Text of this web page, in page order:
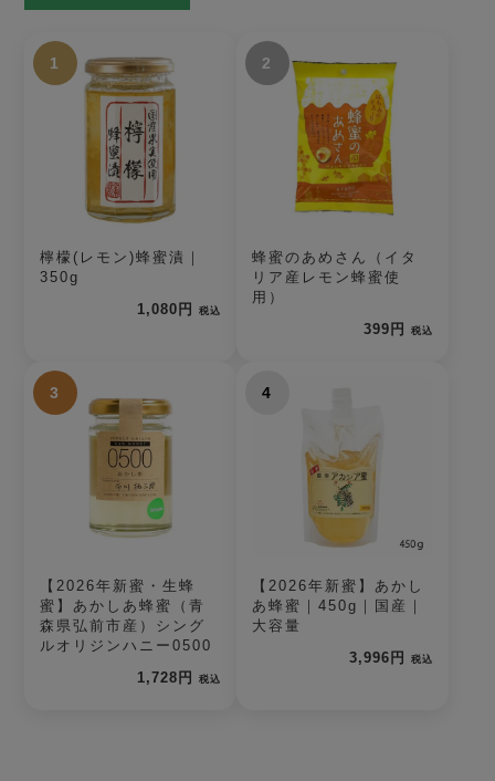
1
檸檬(レモン)蜂蜜漬｜
350g
1,080円
税込
2
蜂蜜のあめさん（イタ
リア産レモン蜂蜜使
用）
399円
税込
3
【2026年新蜜・生蜂
蜜】あかしあ蜂蜜（青
森県弘前市産）シング
ルオリジンハニー0500
1,728円
税込
4
【2026年新蜜】あかし
あ蜂蜜｜450g｜国産｜
大容量
3,996円
税込